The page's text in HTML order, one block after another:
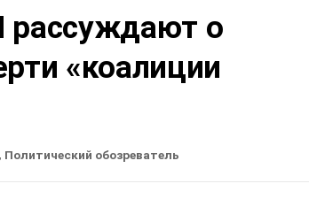
о
«коалиции
, Политический обозреватель